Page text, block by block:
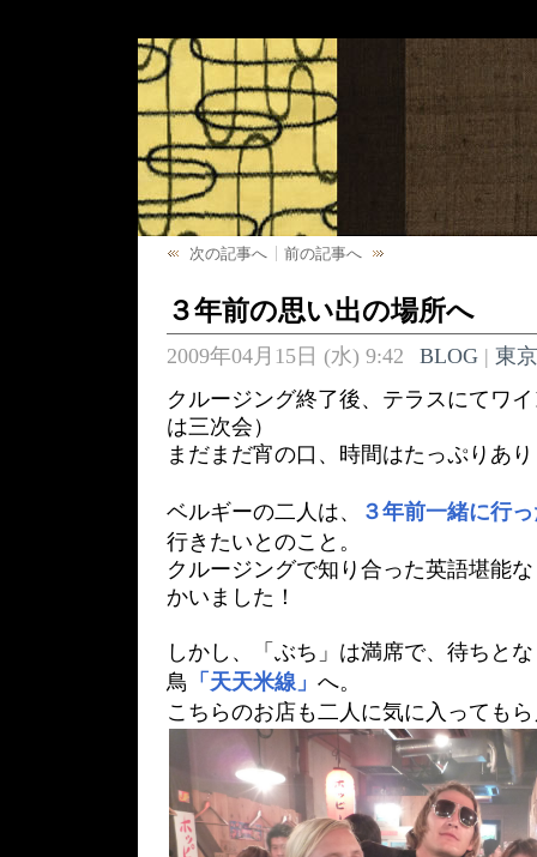
次の記事へ 前の記事へ
３年前の思い出の場所へ
2009年04月15日 (水) 9:42 BLOG| 東京
クルージング終了後、テラスにてワ
は三次会）
まだまだ宵の口、時間はたっぷりあ
ベルギーの二人は、
３年前一緒に行
行きたいとのこと。
クルージングで知り合った英語堪能
かいました！
しかし、「ぶち」は満席で、待ちと
鳥 「天天米線」 へ。
こちらのお店も二人に気に入っても